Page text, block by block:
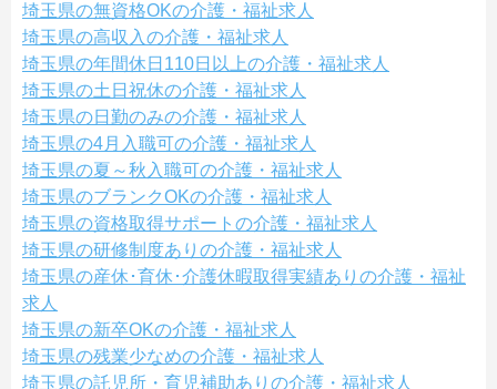
埼玉県の無資格OKの介護・福祉求人
埼玉県の高収入の介護・福祉求人
埼玉県の年間休日110日以上の介護・福祉求人
埼玉県の土日祝休の介護・福祉求人
埼玉県の日勤のみの介護・福祉求人
埼玉県の4月入職可の介護・福祉求人
埼玉県の夏～秋入職可の介護・福祉求人
埼玉県のブランクOKの介護・福祉求人
埼玉県の資格取得サポートの介護・福祉求人
埼玉県の研修制度ありの介護・福祉求人
埼玉県の産休･育休･介護休暇取得実績ありの介護・福祉
求人
埼玉県の新卒OKの介護・福祉求人
埼玉県の残業少なめの介護・福祉求人
埼玉県の託児所・育児補助ありの介護・福祉求人